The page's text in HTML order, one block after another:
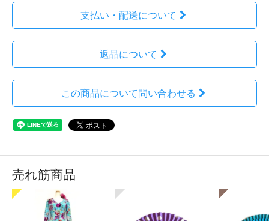
支払い・配送について
返品について
この商品について問い合わせる
売れ筋商品